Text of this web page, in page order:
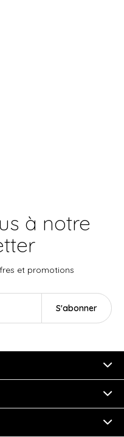
à notre
et promotions
S'abonner